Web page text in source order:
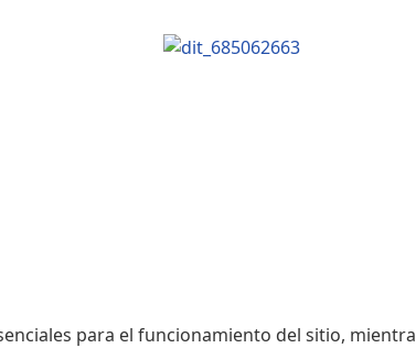
para el funcionamiento del sitio,